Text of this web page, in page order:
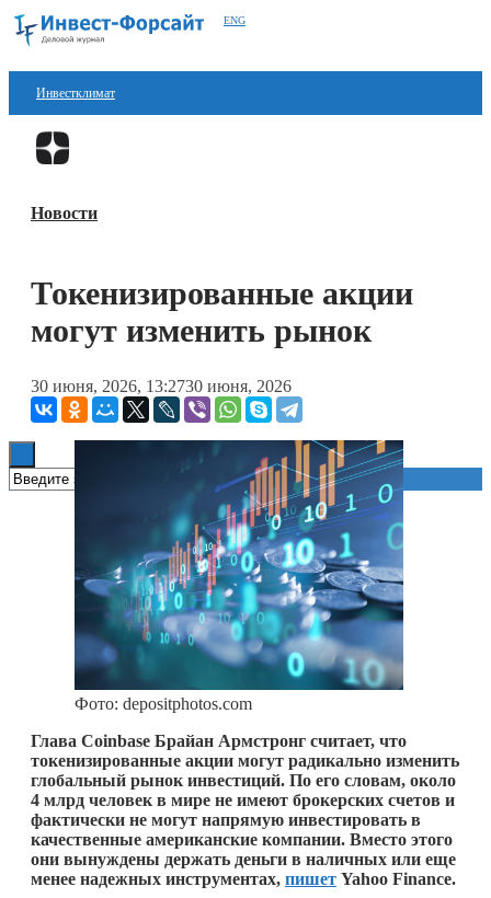
ENG
Инвестклимат
Финансы
Блокчейн
Книги
Новости
Токенизированные акции
могут изменить рынок
30 июня, 2026, 13:2730 июня, 2026
Фото: depositphotos.com
Глава Coinbase Брайан Армстронг считает, что
токенизированные акции могут радикально изменить
глобальный рынок инвестиций. По его словам, около
4 млрд человек в мире не имеют брокерских счетов и
фактически не могут напрямую инвестировать в
качественные американские компании. Вместо этого
они вынуждены держать деньги в наличных или еще
менее надежных инструментах, пишет Yahoo Finance.